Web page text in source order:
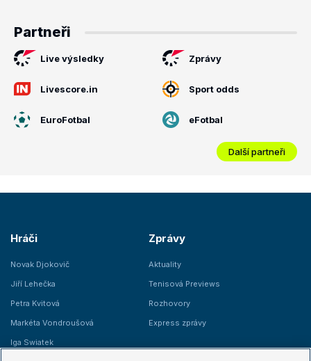
Partneři
Live výsledky Zprávy
Livescore.in Sport odds
EuroFotbal eFotbal
Další partneři
Hráči
Novak Djokovič
Jiří Lehečka
Petra Kvitová
Markéta Vondroušová
Iga Swiatek
Zprávy
Aktuality
Tenisová Previews
Rozhovory
Express zprávy